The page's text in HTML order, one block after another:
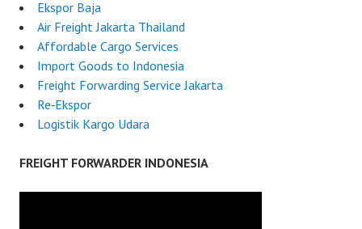
Ekspor Baja
Air Freight Jakarta Thailand
Affordable Cargo Services
Import Goods to Indonesia
Freight Forwarding Service Jakarta
Re‑Ekspor
Logistik Kargo Udara
FREIGHT FORWARDER INDONESIA